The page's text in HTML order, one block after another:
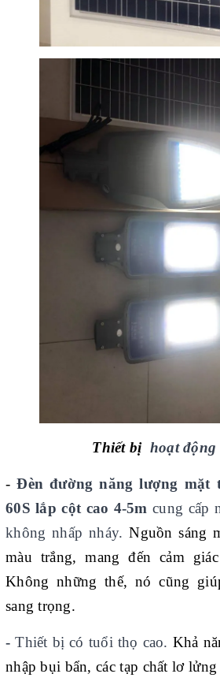
Thiết bị hoạt động
-Đèn đường năng lượng mặt
60S lắp cột cao 4-5m cung cấp
không nhấp nháy.Nguồn sáng
màu trắng, mang đến cảm
Không những thế, nó cũng
sang trọng.
-Thiết bị có tuổi thọ cao. Khả
nhập bụi bẩn, các tạp chất lơ